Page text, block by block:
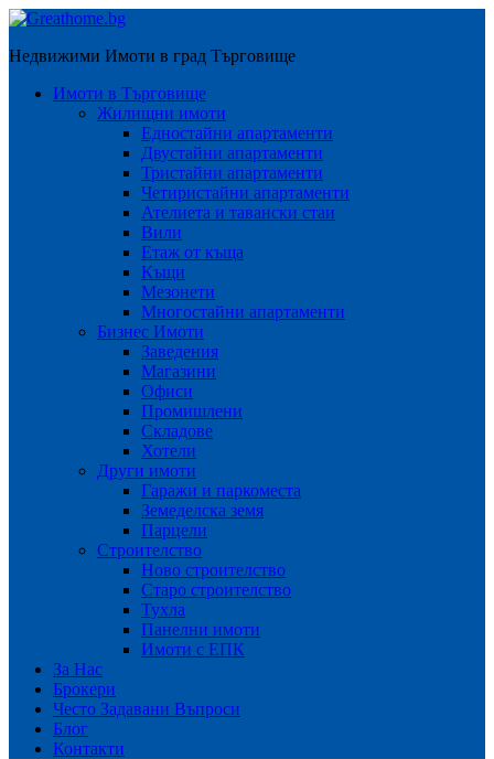
Недвижими Имоти в град Търговище
Имоти в Търговище
Жилищни имоти
Едностайни апартаменти
Двустайни апартаменти
Тристайни апартаменти
Четиристайни апартаменти
Ателиета и тавански стаи
Вили
Етаж от къща
Къщи
Мезонети
Многостайни апартаменти
Бизнес Имоти
Заведения
Магазини
Офиси
Промишлени
Складове
Хотели
Други имоти
Гаражи и паркоместа
Земеделска земя
Парцели
Строителство
Ново строителство
Старо строителство
Тухла
Панелни имоти
Имоти с ЕПК
За Нас
Брокери
Често Задавани Въпроси
Блог
Контакти